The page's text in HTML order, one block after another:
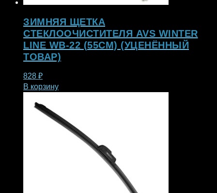
ЗИМНЯЯ ЩЕТКА
СТЕКЛООЧИСТИТЕЛЯ AVS WINTER
LINE WB-22 (55СМ) (УЦЕНЁННЫЙ
ТОВАР)
828 ₽
В корзину